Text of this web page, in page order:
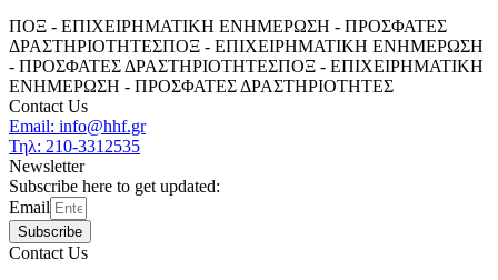
ΠΟΞ - ΕΠΙΧΕΙΡΗΜΑΤΙΚΗ ΕΝΗΜΕΡΩΣΗ - ΠΡΟΣΦΑΤΕΣ
ΔΡΑΣΤΗΡΙΟΤΗΤΕΣΠΟΞ - ΕΠΙΧΕΙΡΗΜΑΤΙΚΗ ΕΝΗΜΕΡΩΣΗ
- ΠΡΟΣΦΑΤΕΣ ΔΡΑΣΤΗΡΙΟΤΗΤΕΣΠΟΞ - ΕΠΙΧΕΙΡΗΜΑΤΙΚΗ
ΕΝΗΜΕΡΩΣΗ - ΠΡΟΣΦΑΤΕΣ ΔΡΑΣΤΗΡΙΟΤΗΤΕΣ
Contact Us
Email: info@hhf.gr
Τηλ: 210-3312535
Newsletter
Subscribe here to get updated:
Email
Subscribe
Contact Us